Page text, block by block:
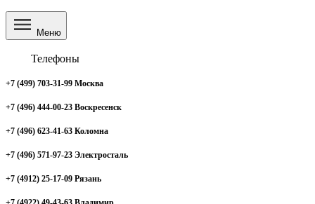
Меню
Телефоны
+7 (499) 703-31-99 Москва
+7 (496) 444-00-23 Воскресенск
+7 (496) 623-41-63 Коломна
+7 (496) 571-97-23 Электросталь
+7 (4912) 25-17-09 Рязань